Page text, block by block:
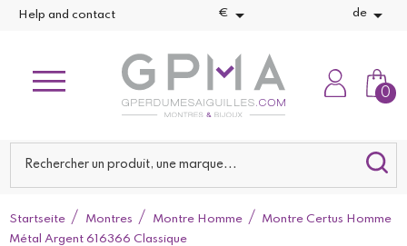
Help and contact €  de 
0
Startseite Montres Montre Homme
Montre Certus Homme
Métal Argent 616366 Classique